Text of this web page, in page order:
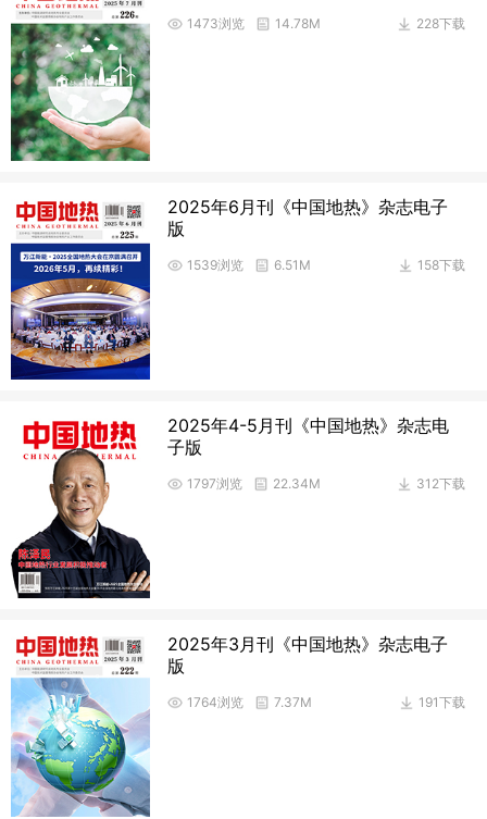
228下载
1473浏览 14.78M
2025年6月刊《中国地热》杂志电子
版
158下载
1539浏览 6.51M
2025年4-5月刊《中国地热》杂志电
子版
312下载
1797浏览 22.34M
2025年3月刊《中国地热》杂志电子
版
191下载
1764浏览 7.37M